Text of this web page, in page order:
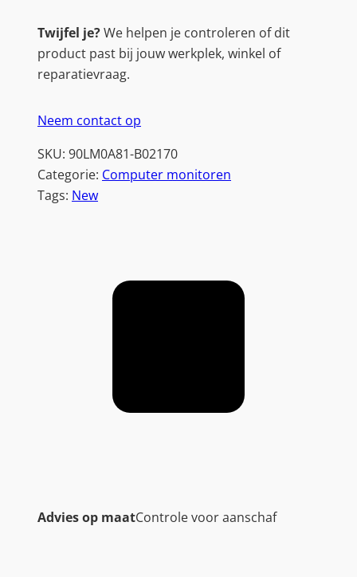
Twijfel je?We helpen je controleren of dit
product past bij jouw werkplek, winkel of
reparatievraag.
Neem contact op
SKU: 90LM0A81-B02170
Categorie: Computer monitoren
Tags: New
Advies op maatControle voor aanschaf